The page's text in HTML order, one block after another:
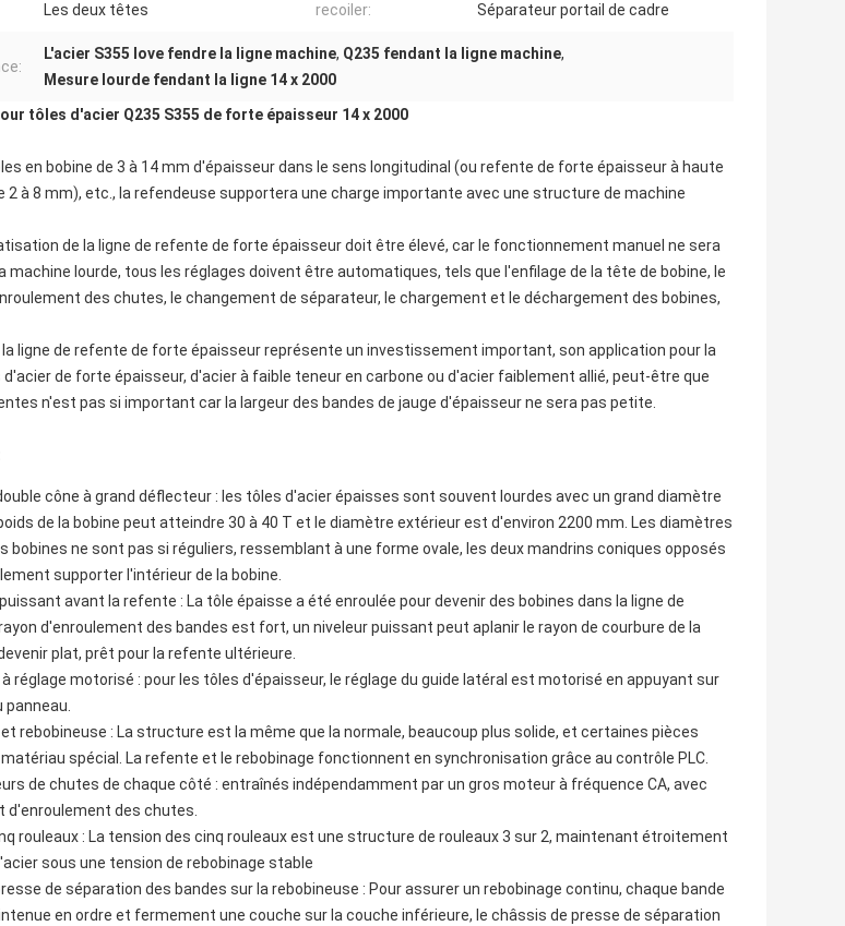
Les deux têtes recoiler: Séparateur portail de cadre
L'acier S355 love fendre la ligne machine, Q235 fendant la ligne machine,
Mesure lourde fendant la ligne 14 x 2000
tôles d'acier Q235 S355 de forte épaisseur 14 x 2000
en bobine de 3 à 14 mm d'épaisseur dans le sens longitudinal (ou refente de forte épaisseur à haute
2 à 8 mm), etc., la refendeuse supportera une charge importante avec une structure de machine
de la ligne de refente de forte épaisseur doit être élevé, car le fonctionnement manuel ne sera
machine lourde, tous les réglages doivent être automatiques, tels que l'enfilage de la tête de bobine, le
des chutes, le changement de séparateur, le chargement et le déchargement des bobines,
la ligne de refente de forte épaisseur représente un investissement important, son application pour la
de forte épaisseur, d'acier à faible teneur en carbone ou d'acier faiblement allié, peut-être que
n'est pas si important car la largeur des bandes de jauge d'épaisseur ne sera pas petite.
cône à grand déflecteur : les tôles d'acier épaisses sont souvent lourdes avec un grand diamètre
de la bobine peut atteindre 30 à 40 T et le diamètre extérieur est d'environ 2200 mm. Les diamètres
bobines ne sont pas si réguliers, ressemblant à une forme ovale, les deux mandrins coniques opposés
supporter l'intérieur de la bobine.
avant la refente : La tôle épaisse a été enroulée pour devenir des bobines dans la ligne de
d'enroulement des bandes est fort, un niveleur puissant peut aplanir le rayon de courbure de la
plat, prêt pour la refente ultérieure.
réglage motorisé : pour les tôles d'épaisseur, le réglage du guide latéral est motorisé en appuyant sur
panneau.
rebobineuse : La structure est la même que la normale, beaucoup plus solide, et certaines pièces
spécial. La refente et le rebobinage fonctionnent en synchronisation grâce au contrôle PLC.
de chutes de chaque côté : entraînés indépendamment par un gros moteur à fréquence CA, avec
d'enroulement des chutes.
rouleaux : La tension des cinq rouleaux est une structure de rouleaux 3 sur 2, maintenant étroitement
sous une tension de rebobinage stable
de séparation des bandes sur la rebobineuse : Pour assurer un rebobinage continu, chaque bande
en ordre et fermement une couche sur la couche inférieure, le châssis de presse de séparation